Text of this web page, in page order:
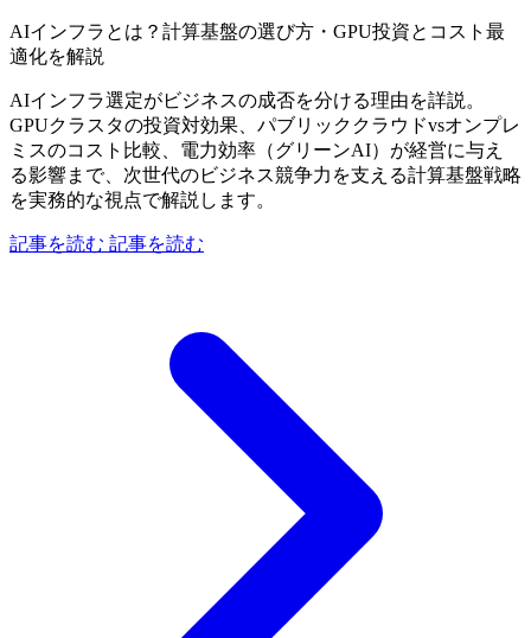
AIインフラとは？計算基盤の選び方・GPU投資とコスト最
適化を解説
AIインフラ選定がビジネスの成否を分ける理由を詳説。
GPUクラスタの投資対効果、パブリッククラウドvsオンプレ
ミスのコスト比較、電力効率（グリーンAI）が経営に与え
る影響まで、次世代のビジネス競争力を支える計算基盤戦略
を実務的な視点で解説します。
記事を読む 記事を読む